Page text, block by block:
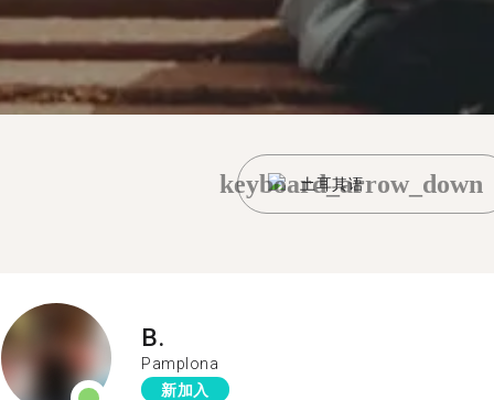
土耳其语
keyboard_arrow_down
B.
Pamplona
新加入